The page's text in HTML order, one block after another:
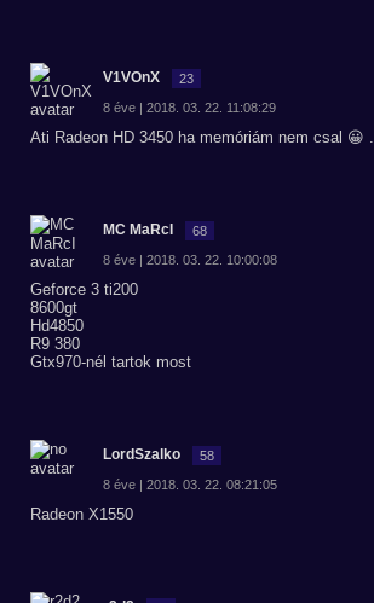
V1VOnX 23
8 éve | 2018. 03. 22. 11:08:29
Ati Radeon HD 3450 ha memóriám nem csal 😀 .
MC MaRcI 68
8 éve | 2018. 03. 22. 10:00:08
Geforce 3 ti200
8600gt
Hd4850
R9 380
Gtx970-nél tartok most
LordSzalko 58
8 éve | 2018. 03. 22. 08:21:05
Radeon X1550